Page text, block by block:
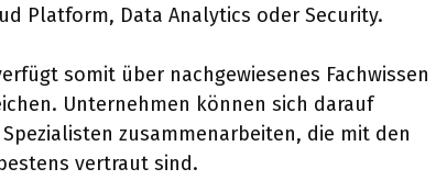
Platform, Data Analytics oder Security.
somit über nachgewiesenes Fachwissen
Unternehmen können sich darauf
zusammenarbeiten, die mit den
vertraut sind.